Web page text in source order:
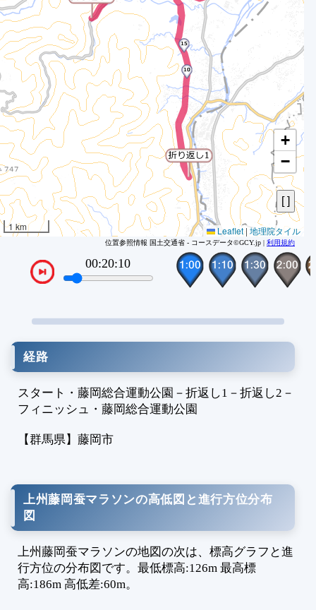
1 km
+
−
Leaflet | 地理院タイル
位置参照情報 国土交通省 - コースデータ©GCY.jp | 利用規約
00:21:40
VTPos
経路
スタート・藤岡総合運動公園 － 折返し1 － 折返し2 －
フィニッシュ・藤岡総合運動公園
【群馬県】 藤岡市
上州藤岡蚕マラソンの高低図と進行方位分布
図
上州藤岡蚕マラソンの地図の次は、標高グラフと進
行方位の分布図です。最低標高:126m 最高標
高:186m 高低差:60m。